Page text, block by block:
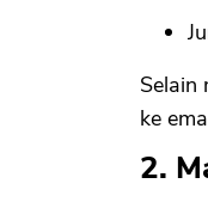
Selain
ke
2.